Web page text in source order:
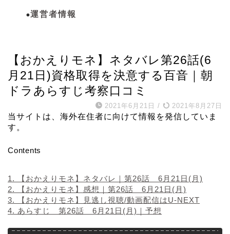
運営者情報
【おかえりモネ】ネタバレ第26話(6
月21日)資格取得を決意する百音｜朝
ドラあらすじ考察口コミ
2021年6月21日 / 2021年8月27日
当サイトは、海外在住者に向けて情報を発信していま
す。
Contents
1.
【おかえりモネ】ネタバレ｜第26話 6月21日(月)
2.
【おかえりモネ】感想｜第26話 6月21日(月)
3.
【おかえりモネ】見逃し視聴/動画配信はU-NEXT
4. あらすじ 第26話 6月21日(月)｜予想